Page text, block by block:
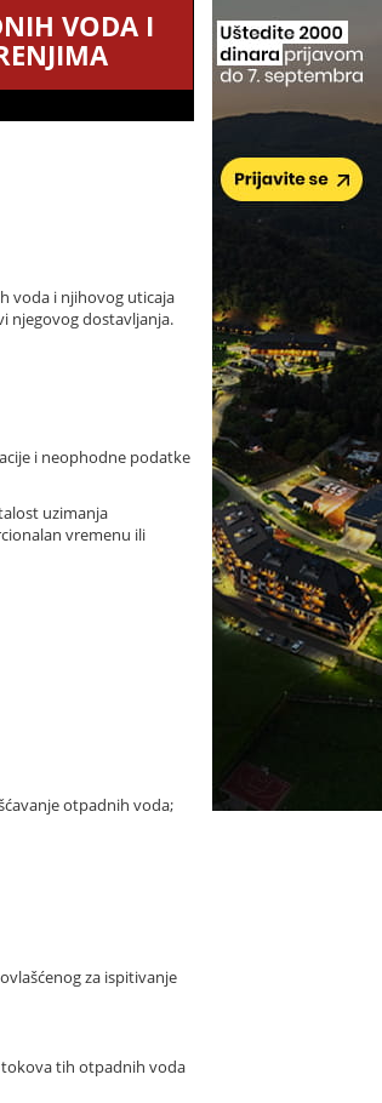
VODA I
voda i njihovog uticaja
njegovog dostavljanja.
i neophodne podatke
uzimanja
vremenu ili
otpadnih voda;
za ispitivanje
tih otpadnih voda